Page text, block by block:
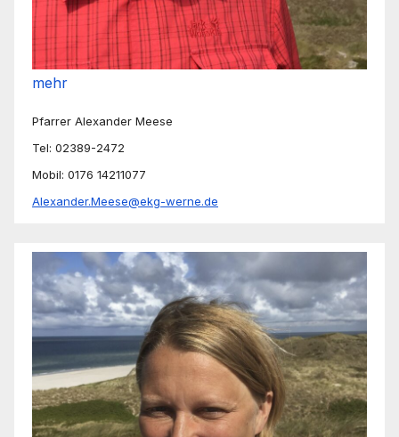
mehr
Pfarrer Alexander Meese
Tel: 02389-2472
Mobil: 0176 14211077
Alexander.Meese@ekg-werne.de